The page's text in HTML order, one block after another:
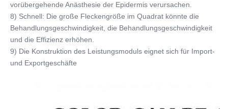
vorübergehende Anästhesie der Epidermis verursachen.
8) Schnell: Die große Fleckengröße im Quadrat könnte die
Behandlungsgeschwindigkeit, die Behandlungsgeschwindigkeit
und die Effizienz erhöhen.
9) Die Konstruktion des Leistungsmoduls eignet sich für Import-
und Exportgeschäfte